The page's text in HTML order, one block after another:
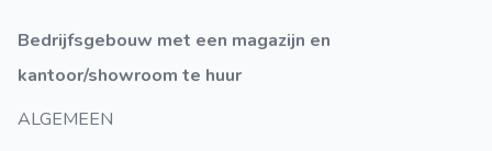
Bedrijfsgebouw met een magazijn en
kantoor/showroom te huur
ALGEMEEN